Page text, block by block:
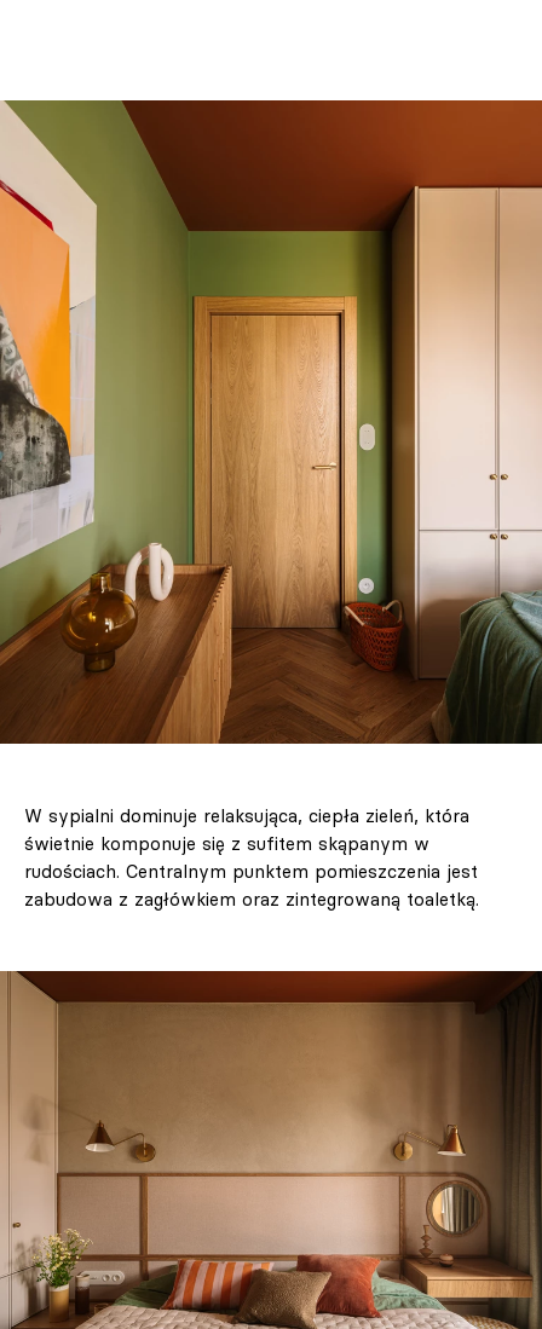
W sypialni dominuje relaksująca, ciepła zieleń, która
świetnie komponuje się z sufitem skąpanym w
rudościach. Centralnym punktem pomieszczenia jest
zabudowa z zagłówkiem oraz zintegrowaną toaletką.